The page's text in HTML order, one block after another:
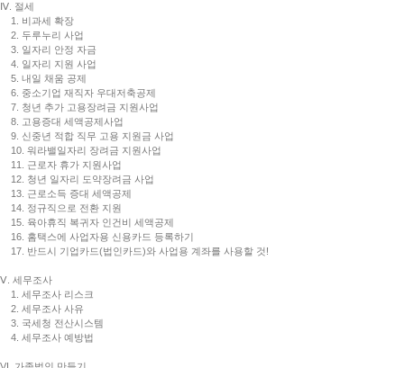
Ⅳ. 절세
1. 비과세 확장
2. 두루누리 사업
3. 일자리 안정 자금
4. 일자리 지원 사업
5. 내일 채움 공제
6. 중소기업 재직자 우대저축공제
7. 청년 추가 고용장려금 지원사업
8. 고용증대 세액공제사업
9. 신중년 적합 직무 고용 지원금 사업
10. 워라밸일자리 장려금 지원사업
11. 근로자 휴가 지원사업
12. 청년 일자리 도약장려금 사업
13. 근로소득 증대 세액공제
14. 정규직으로 전환 지원
15. 육아휴직 복귀자 인건비 세액공제
16. 홈택스에 사업자용 신용카드 등록하기
17. 반드시 기업카드(법인카드)와 사업용 계좌를 사용할 것!
Ⅴ. 세무조사
1. 세무조사 리스크
2. 세무조사 사유
3. 국세청 전산시스템
4. 세무조사 예방법